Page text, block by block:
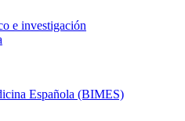
e investigación